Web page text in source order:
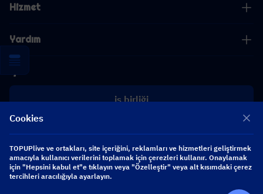
Hizmet
Yardım
iş birliği
[email protected]
Bizi takip edin
Cookies
TOPUPlive ve ortakları, site içeriğini, reklamları ve hizmetleri geliştirmek
amacıyla kullanıcı verilerini toplamak için çerezleri kullanır. Onaylamak
için "Hepsini kabul et"e tıklayın veya "Özelleştir" veya alt kısımdaki çerez
tercihleri aracılığıyla ayarlayın.